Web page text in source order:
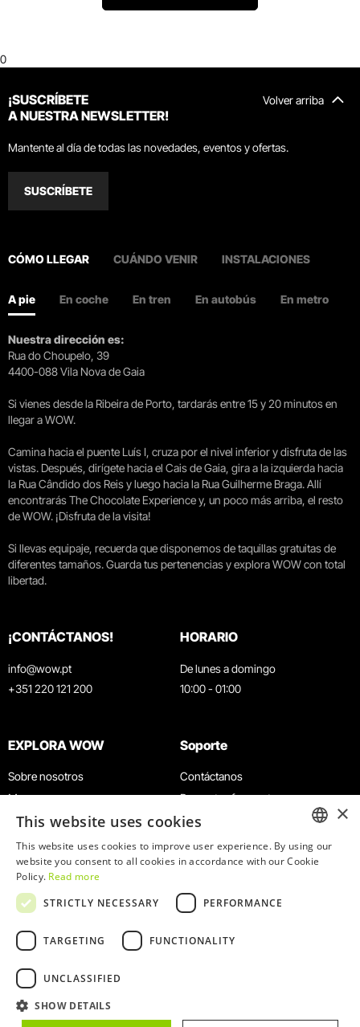
0
Volver arriba
¡SUSCRÍBETE
A NUESTRA NEWSLETTER!
Mantente al día de todas las novedades, eventos y ofertas.
SUSCRÍBETE
CÓMO LLEGAR CUÁNDO VENIR INSTALACIONES
A pie En coche En tren En autobús En metro
Nuestra dirección es:
Rua do Choupelo, 39
4400-088 Vila Nova de Gaia
Si vienes desde la Ribeira de Porto, tardarás entre 15 y 20 minutos en
llegar a WOW.
Camina hacia el puente Luís I, cruza por el nivel inferior y disfruta de las
vistas. Después, dirígete hacia el Cais de Gaia, gira a la izquierda hacia
la Rua Cândido dos Reis y luego hacia la Rua Guilherme Braga. Allí
encontrarás The Chocolate Experience y, un poco más arriba, el resto
de WOW. ¡Disfruta de la visita!
Si llevas equipaje, recuerda que disponemos de taquillas gratuitas de
diferentes tamaños. Guarda tus pertenencias y explora WOW con total
libertad.
¡CONTÁCTANOS!
info@wow.pt
+351 220 121 200
HORARIO
De lunes a domingo
10:00 - 01:00
EXPLORA WOW
Sobre nosotros
Museos
Agenda
Noticias
Restaurantes
Tarjeta WOW
Grupos y eventos
Servicio educativo
Soporte
Contáctanos
Preguntas frecuentes
Términos y condiciones
Política de privacidad y cookies
Trabaja con nosotros
Libro de reclamaciones
© 2026
WOW
ENGLISH
×
This website uses cookies
This website uses cookies to improve user experience. By using our
website you consent to all cookies in accordance with our Cookie
Policy. Read more
STRICTLY NECESSARY
PERFORMANCE
TARGETING FUNCTIONALITY
UNCLASSIFIED
SHOW DETAILS